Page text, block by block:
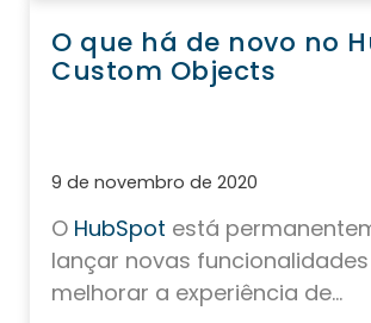
O que há de novo no
Custom Objects
9 de novembro de 2020
O HubSpot está
lançar novas
melhorar a experiência de...